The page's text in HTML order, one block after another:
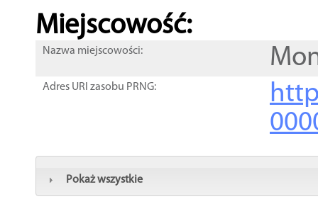
Miejscowość:
Nazwa miejscowości:
Adres URI zasobu PRNG:
Pokaż wszystkie